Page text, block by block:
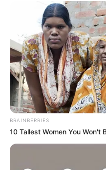
เศษ 2 ห่านคู่
ดวงความรัก คุณเป็นคู่รัก
ตามอัตภาพ แม้คุณจะไม่ร่
คุณก็ยังเป็นคู่รักที่มีความสุ
น่าภาคภูมิใจ ยามมีปัญหา
ร่วมมือร่วมใจกัน พร้อมที่จ
เข้าใจในกันและกันเสมอ
แต่ความสงบเยือกเย็น ถ้
ที่จะประคับประครองควา
นานอย่างอบอุ่น
BRAINBERRIES
10 Tallest Women You Won't